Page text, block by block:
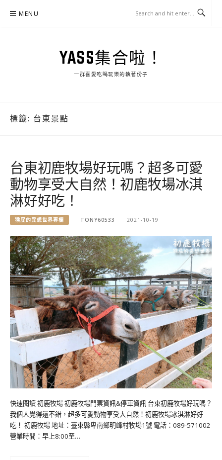
MENU
YASS集合啦！
一群喜愛吃喝玩樂的執著份子
標籤: 台東景點
台東初鹿牧場好玩嗎？超多可愛
動物享受大自然！初鹿牧場冰淇
淋好好吃！
猴屁的異想世界專欄 TONY60533 2021-10-19
快速閱讀 初鹿牧場 初鹿牧場門票資訊&停車資訊 台東初鹿牧場好玩嗎？
我個人覺得還不錯，超多可愛動物享受大自然！初鹿牧場冰淇淋好好
吃！ 初鹿牧場 地址：臺東縣卑南鄉明峰村牧場1號 電話：089-571002
營業時間：早上8:00至…